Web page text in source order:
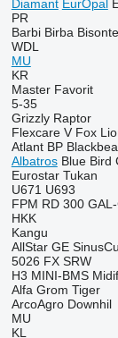
Diamant EurOpal
PR
Barbi Birba Bisonte
WDL
MU
KR
Master Favorit
5-35
Grizzly Raptor
Flexcare V Fox
Atlant BP
Albatros Blue Bird
Eurostar Tukan
U671 U693
FPM RD 300
HKK
Kangu
AllStar GE
5026 FX SRW
H3 MINI-BMS
Alfa Grom Tiger
ArcoAgro Downhil
MU
KL